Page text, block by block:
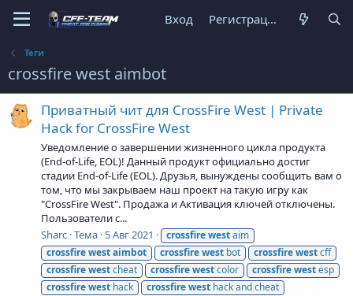
Вход Регистрация
Теги
crossfire west aimbot
Приватный чит для CrossFire West | Private
Hack for CrossFire West
Уведомление о завершении жизненного цикла продукта
(End-of-Life, EOL)! Данный продукт официально достиг
стадии End-of-Life (EOL). Друзья, вынуждены сообщить вам о
том, что мы закрываем наш проект на такую игру как
"CrossFire West". Продажа и Активация ключей отключены.
Пользователи с...
Sharc Тема 5 Авг 2021 crossfirewestaim
crossfirewestaimbot crossfirewest bot crossfirewestcff
crossfirewestcheat crossfirewestcolor crossfirewestesp
crossfirewest hack crossfirewest hack and cheat